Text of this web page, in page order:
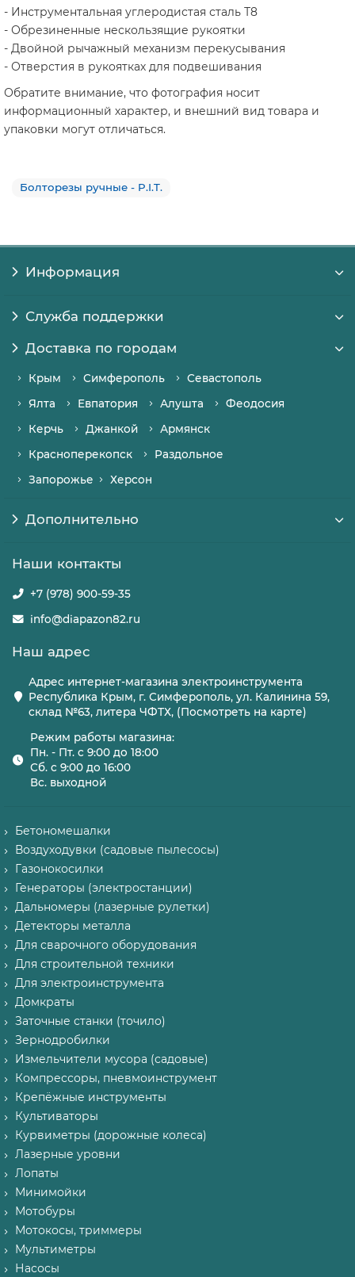
- Инструментальная углеродистая сталь Т8
- Обрезиненные нескользящие рукоятки
- Двойной рычажный механизм перекусывания
- Отверстия в рукоятках для подвешивания
Обратите внимание, что фотография носит
информационный характер, и внешний вид товара и
упаковки могут отличаться.
Болторезы ручные - P.I.T.
Информация
Служба поддержки
Доставка по городам
Крым Симферополь
Севастополь
Ялта
Евпатория Алушта
Феодосия
Керчь
Джанкой
Армянск
Красноперекопск
Раздольное
Запорожье
Херсон
Дополнительно
Наши контакты
+7 (978) 900-59-35
info@diapazon82.ru
Наш адрес
Адрес интернет-магазина электроинструмента
Республика Крым, г. Симферополь, ул. Калинина 59,
склад №63, литера ЧФТХ, (Посмотреть на карте)
Режим работы магазина:
Пн. - Пт. с 9:00 до 18:00
Сб. с 9:00 до 16:00
Вс. выходной
Бетономешалки
Воздуходувки (садовые пылесосы)
Газонокосилки
Генераторы (электростанции)
Дальномеры (лазерные рулетки)
Детекторы металла
Для сварочного оборудования
Для строительной техники
Для электроинструмента
Домкраты
Заточные станки (точило)
Зернодробилки
Измельчители мусора (садовые)
Компрессоры, пневмоинструмент
Крепёжные инструменты
Культиваторы
Курвиметры (дорожные колеса)
Лазерные уровни
Лопаты
Минимойки
Мотобуры
Мотокосы, триммеры
Мультиметры
Насосы